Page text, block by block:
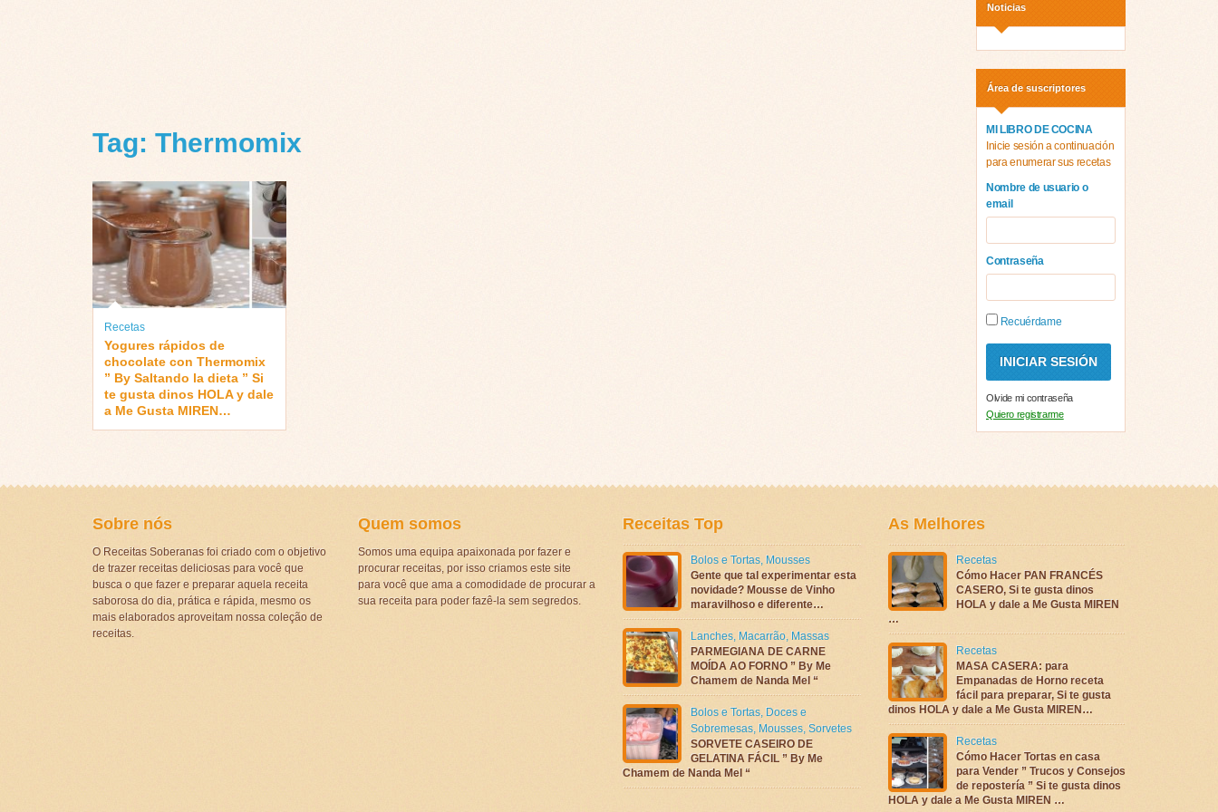
Tag: Thermomix
Recetas
Yogures rápidos de
chocolate con Thermomix
” By Saltando la dieta ” Si
te gusta dinos HOLA y dale
a Me Gusta MIREN…
Noticias
Área de suscriptores
MI LIBRO DE COCINA
Inicie sesión a continuación
para enumerar sus recetas
Nombre de usuario o
email
Contraseña
Recuérdame
Olvide mi contraseña
Quiero registrarme
Sobre nós
O Receitas Soberanas foi criado com o objetivo
de trazer receitas deliciosas para você que
busca o que fazer e preparar aquela receita
saborosa do dia, prática e rápida, mesmo os
mais elaborados aproveitam nossa coleção de
receitas.
Quem somos
Somos uma equipa apaixonada por fazer e
procurar receitas, por isso criamos este site
para você que ama a comodidade de procurar a
sua receita para poder fazê-la sem segredos.
Receitas Top
Bolos e Tortas, Mousses
Gente que tal experimentar esta
novidade? Mousse de Vinho
maravilhoso e diferente…
Lanches, Macarrão, Massas
PARMEGIANA DE CARNE
MOÍDA AO FORNO ” By Me
Chamem de Nanda Mel “
Bolos e Tortas, Doces e
Sobremesas, Mousses, Sorvetes
SORVETE CASEIRO DE
GELATINA FÁCIL ” By Me
Chamem de Nanda Mel “
As Melhores
Recetas
Cómo Hacer PAN FRANCÉS
CASERO, Si te gusta dinos
HOLA y dale a Me Gusta MIREN
…
Recetas
MASA CASERA: para
Empanadas de Horno receta
fácil para preparar, Si te gusta
dinos HOLA y dale a Me Gusta MIREN…
Recetas
Cómo Hacer Tortas en casa
para Vender ” Trucos y Consejos
de repostería ” Si te gusta dinos
HOLA y dale a Me Gusta MIREN …